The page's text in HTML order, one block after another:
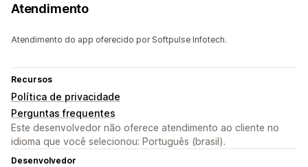
Atendimento
Atendimento do app oferecido por Softpulse Infotech.
Recursos
Política de privacidade
Perguntas frequentes
Este desenvolvedor não oferece atendimento ao cliente no
idioma que você selecionou: Português (brasil).
Desenvolvedor